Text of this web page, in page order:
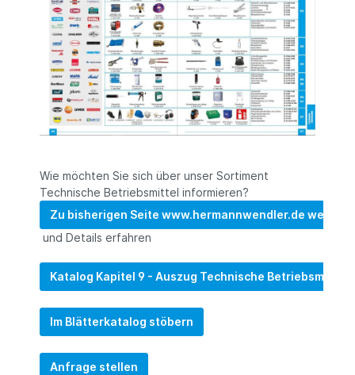
Wie möchten Sie sich über unser Sortiment
Technische Betriebsmittel informieren?
Zu bisherigen Seite www.hermannwendler.de
und Details erfahren
Katalog Kapitel 9 - Auszug Technische Betriebsmittel
Im Blätterkatalog stöbern
Anfrage stellen